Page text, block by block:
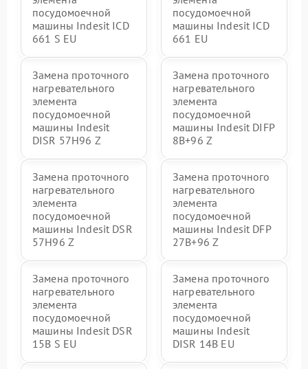
посудомоечной
машины Indesit ICD
661 S EU
посудомоечной
машины Indesit ICD
661 EU
Замена проточного
нагревательного
элемента
посудомоечной
машины Indesit
DISR 57H96 Z
Замена проточного
нагревательного
элемента
посудомоечной
машины Indesit DIFP
8B+96 Z
Замена проточного
нагревательного
элемента
посудомоечной
машины Indesit DSR
57H96 Z
Замена проточного
нагревательного
элемента
посудомоечной
машины Indesit DFP
27B+96 Z
Замена проточного
нагревательного
элемента
посудомоечной
машины Indesit DSR
15B S EU
Замена проточного
нагревательного
элемента
посудомоечной
машины Indesit
DISR 14B EU